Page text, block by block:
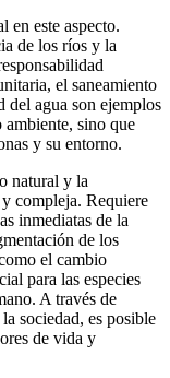
en este aspecto.
de los ríos y la
el saneamiento
del agua son ejemplos
sino que
y su entorno.
natural y la
compleja. Requiere
inmediatas de la
de los
el cambio
para las especies
A través de
sociedad, es posible
de vida y